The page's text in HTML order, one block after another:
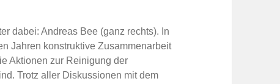
dabei: Andreas Bee (ganz rechts). In
Jahren konstruktive Zusammenarbeit
Aktionen zur Reinigung der
Trotz aller Diskussionen mit dem